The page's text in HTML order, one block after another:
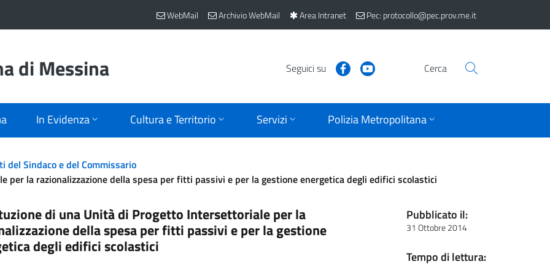
WebMail Archivio WebMail Area Intranet Pec: protocollo@pec.prov.me.it
di Messina Seguici su Cerca
In Evidenza Cultura e Territorio Servizi Polizia Metropolitana
del Sindaco e del Commissario
per la razionalizzazione della spesa per fitti passivi e per la gestione energetica degli edifici scolastici
di una Unità di Progetto Intersettoriale per la
della spesa per fitti passivi e per la gestione
degli edifici scolastici
Pubblicato il:
31 Ottobre 2014
Tempo di lettura: